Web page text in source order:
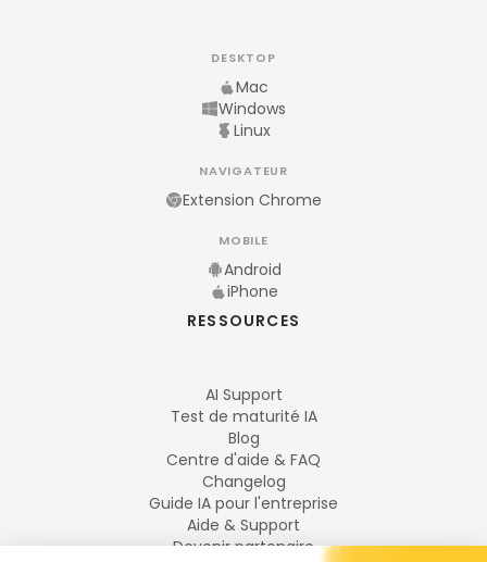
DESKTOP
Mac
Windows
Linux
NAVIGATEUR
Extension Chrome
MOBILE
Android
iPhone
RESSOURCES
AI Support
Test de maturité IA
Blog
Centre d'aide & FAQ
Changelog
Guide IA pour l'entreprise
Aide & Support
Devenir partenaire